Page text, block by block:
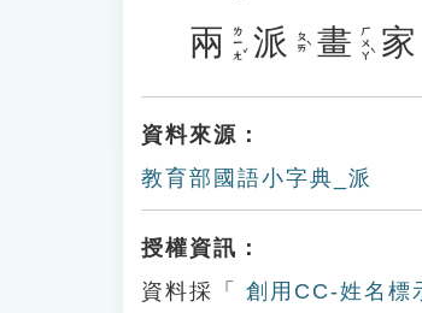
兩 ㄌㄧㄤˇ 派 ㄆㄞˋ 畫 ㄏㄨㄚˋ 家
資料來源：
教育部國語小字典_派
授權資訊：
資料採「
創用CC-姓名標